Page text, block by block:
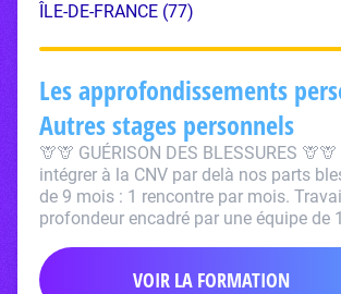
ÎLE-DE-FRANCE (77)
Les approfondissements
Autres stages personnels
🦒🦒 GUÉRISON DES BLESSURES
intégrer à la CNV par delà nos parts
de 9 mois : 1 rencontre par mois.
profondeur encadré par une équipe de
VOIR LA FORMATION